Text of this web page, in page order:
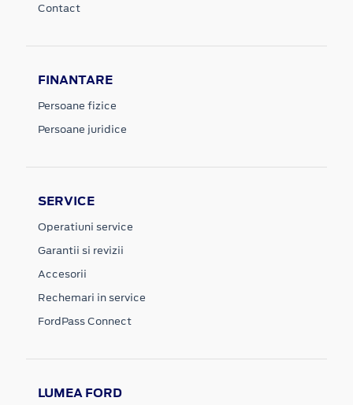
Contact
FINANTARE
Persoane fizice
Persoane juridice
SERVICE
Operatiuni service
Garantii si revizii
Accesorii
Rechemari in service
FordPass Connect
LUMEA FORD